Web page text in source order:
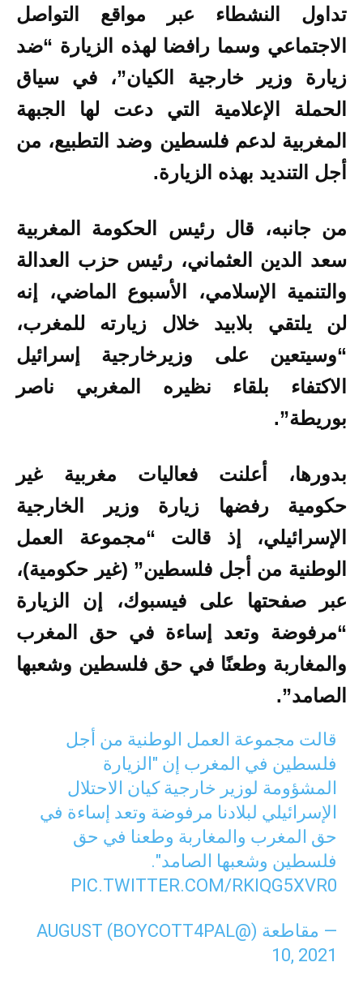
تداول النشطاء عبر مواقع التواصل
الاجتماعي وسما رافضا لهذه الزيارة “ضد
زيارة وزير خارجية الكيان”، في سياق
الحملة الإعلامية التي دعت لها الجبهة
المغربية لدعم فلسطين وضد التطبيع، من
أجل التنديد بهذه الزيارة.
من جانبه، قال رئيس الحكومة المغربية
سعد الدين العثماني، رئيس حزب العدالة
والتنمية الإسلامي، الأسبوع الماضي، إنه
لن يلتقي بلابيد خلال زيارته للمغرب،
“وسيتعين على وزيرخارجية إسرائيل
الاكتفاء بلقاء نظيره المغربي ناصر
بوريطة”.
بدورها، أعلنت فعاليات مغربية غير
حكومية رفضها زيارة وزير الخارجية
الإسرائيلي، إذ قالت “مجموعة العمل
الوطنية من أجل فلسطين” (غير حكومية)،
عبر صفحتها على فيسبوك، إن الزيارة
“مرفوضة وتعد إساءة في حق المغرب
والمغاربة وطعنًا في حق فلسطين وشعبها
الصامد”.
قالت مجموعة العمل الوطنية من أجل
فلسطين في المغرب إن "الزيارة
المشؤومة لوزير خارجية كيان الاحتلال
الإسرائيلي لبلادنا مرفوضة وتعد إساءة في
حق المغرب والمغاربة وطعنا في حق
فلسطين وشعبها الصامد".
PIC.TWITTER.COM/RKIQG5XVR0
— مقاطعة (@BOYCOTT4PAL)
AUGUST
10, 2021